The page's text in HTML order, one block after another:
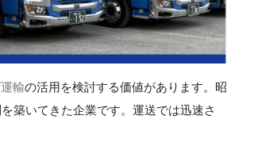
輸の活用を検討する価値があります。昭
築いてきた企業です。運送では迅速さ